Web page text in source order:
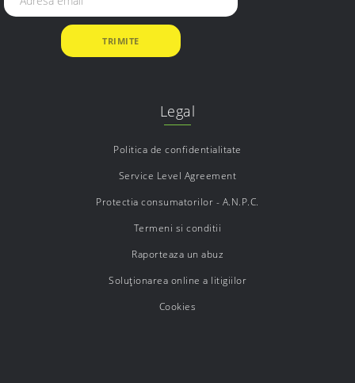
Legal
Politica de confidentialitate
Service Level Agreement
Protectia consumatorilor - A.N.P.C.
Termeni si conditii
Raporteaza un abuz
Soluționarea online a litigiilor
Cookies